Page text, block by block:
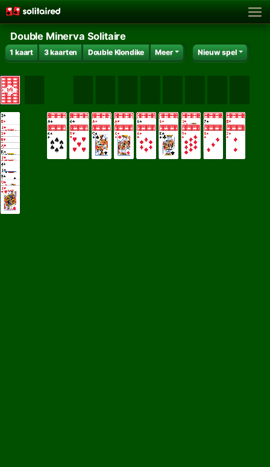
Double Minerva Solitaire
1 kaart 3 kaarten Double Klondike Meer Nieuw spel